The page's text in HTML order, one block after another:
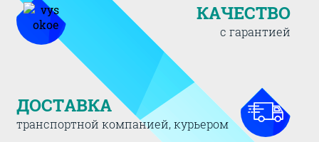
КАЧЕСТВО
с гарантией
ДОСТАВКА
транспортной компанией, курьером